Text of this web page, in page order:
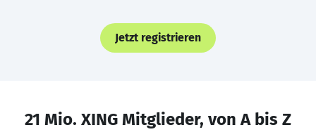
Jetzt registrieren
21 Mio. XING Mitglieder, von A bis Z